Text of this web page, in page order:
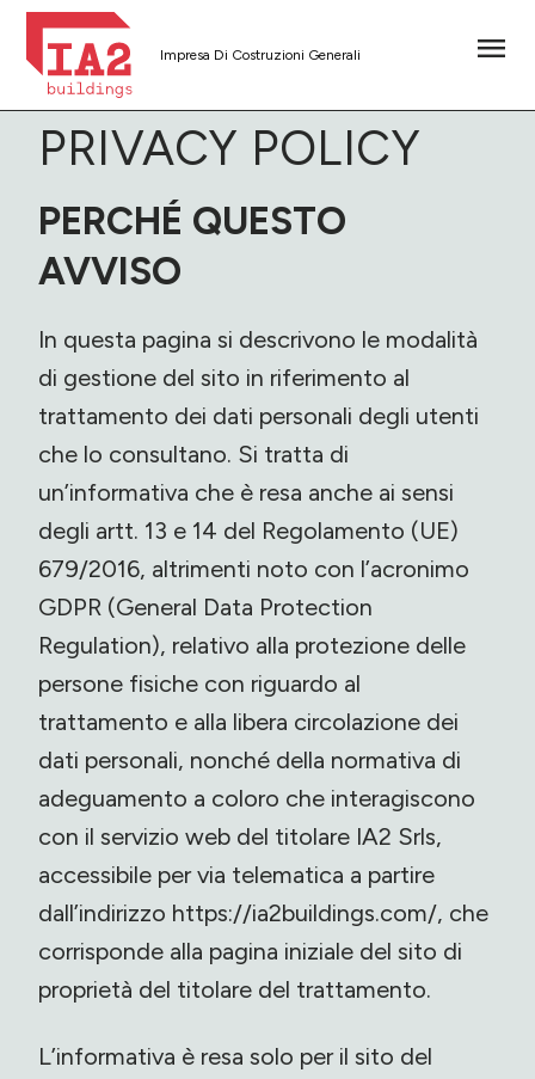
Impresa Di Costruzioni Generali
PRIVACY POLICY
PERCHÉ QUESTO
AVVISO
In questa pagina si descrivono le modalità
di gestione del sito in riferimento al
trattamento dei dati personali degli utenti
che lo consultano. Si tratta di
un’informativa che è resa anche ai sensi
degli artt. 13 e 14 del Regolamento (UE)
679/2016, altrimenti noto con l’acronimo
GDPR (General Data Protection
Regulation), relativo alla protezione delle
persone fisiche con riguardo al
trattamento e alla libera circolazione dei
dati personali, nonché della normativa di
adeguamento a coloro che interagiscono
con il servizio web del titolare IA2 Srls,
accessibile per via telematica a partire
dall’indirizzo https://ia2buildings.com/, che
corrisponde alla pagina iniziale del sito di
proprietà del titolare del trattamento.
L’informativa è resa solo per il sito del